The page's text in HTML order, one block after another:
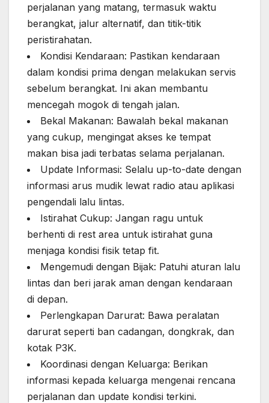
perjalanan yang matang, termasuk waktu
berangkat, jalur alternatif, dan titik-titik
peristirahatan.
Kondisi Kendaraan: Pastikan kendaraan
dalam kondisi prima dengan melakukan servis
sebelum berangkat. Ini akan membantu
mencegah mogok di tengah jalan.
Bekal Makanan: Bawalah bekal makanan
yang cukup, mengingat akses ke tempat
makan bisa jadi terbatas selama perjalanan.
Update Informasi: Selalu up-to-date dengan
informasi arus mudik lewat radio atau aplikasi
pengendali lalu lintas.
Istirahat Cukup: Jangan ragu untuk
berhenti di rest area untuk istirahat guna
menjaga kondisi fisik tetap fit.
Mengemudi dengan Bijak: Patuhi aturan lalu
lintas dan beri jarak aman dengan kendaraan
di depan.
Perlengkapan Darurat: Bawa peralatan
darurat seperti ban cadangan, dongkrak, dan
kotak P3K.
Koordinasi dengan Keluarga: Berikan
informasi kepada keluarga mengenai rencana
perjalanan dan update kondisi terkini.